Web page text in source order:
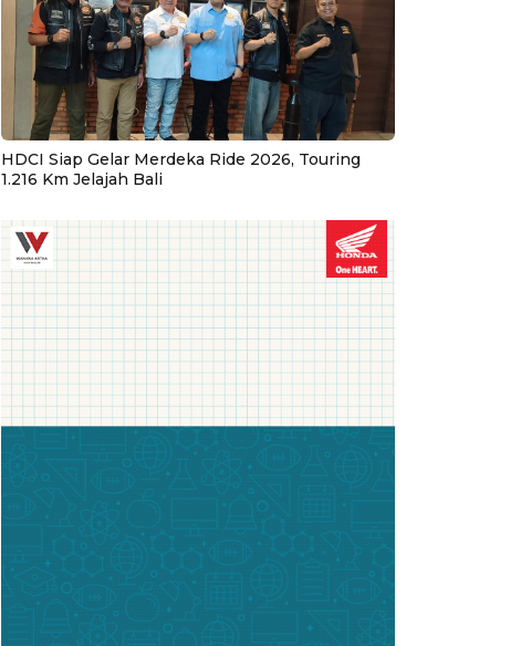
HDCI Siap Gelar Merdeka Ride 2026, Touring
1.216 Km Jelajah Bali